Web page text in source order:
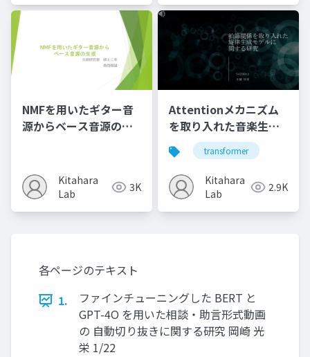
NMFを用いたギター音
源からベース音源の生
Kitahara
Lab
3K
Attentionメカニズム
を取り入れた音楽生成
モデルの性能評価に関
する研究
transformer
Kitahara
Lab
2.9K
各ページのテキスト
1.
ファインチューニングした BERT と
GPT-4O を用いた相談・助言形式動画
の 自動切り抜きに関する研究 岡崎 光
栄 1/22